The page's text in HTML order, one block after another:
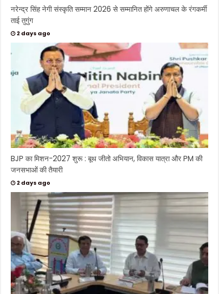
नरेन्द्र सिंह नेगी संस्कृति सम्मान 2026 से सम्मानित होंगे अरुणाचल के रंगकर्मी
ताई तुगुंग
2 days ago
BJP का मिशन-2027 शुरू : बूथ जीतो अभियान, विकास यात्रा और PM की
जनसभाओं की तैयारी
2 days ago